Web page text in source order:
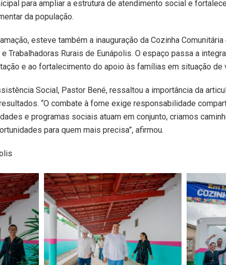
para ampliar a estrutura de atendimento social e
da população.
esteve também a inauguração da Cozinha
Trabalhadoras Rurais de Eunápolis. O espaço passa a
e ao fortalecimento do apoio às famílias em situação de
Social, Pastor Bené, ressaltou a importância da
“O combate à fome exige responsabilidade
e programas sociais atuam em conjunto, criamos
para quem mais precisa”, afirmou.